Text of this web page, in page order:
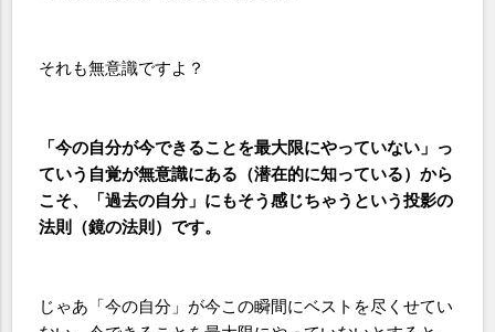
それも無意識ですよ？
「今の自分が今できることを最大限にやっていない」っ
ていう自覚が無意識にある（潜在的に知っている）から
こそ、「過去の自分」にもそう感じちゃうという投影の
法則（鏡の法則）です。
じゃあ「今の自分」が今この瞬間にベストを尽くせてい